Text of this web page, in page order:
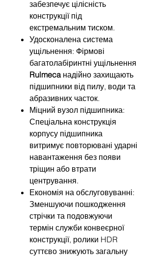
забезпечує цілісність
конструкції під
екстремальним тиском.
Удосконалена система
ущільнення: Фірмові
багатолабіринтні ущільнення
Rulmecaнадійно захищають
підшипники від пилу, води та
абразивних часток.
Міцний вузол підшипника:
Спеціальна конструкція
корпусу підшипника
витримує повторювані ударні
навантаження без появи
тріщин або втрати
центрування.
Економія на обслуговуванні:
Зменшуючи пошкодження
стрічки та подовжуючи
термін служби конвеєрної
конструкції, ролики HDR
суттєво знижують загальну